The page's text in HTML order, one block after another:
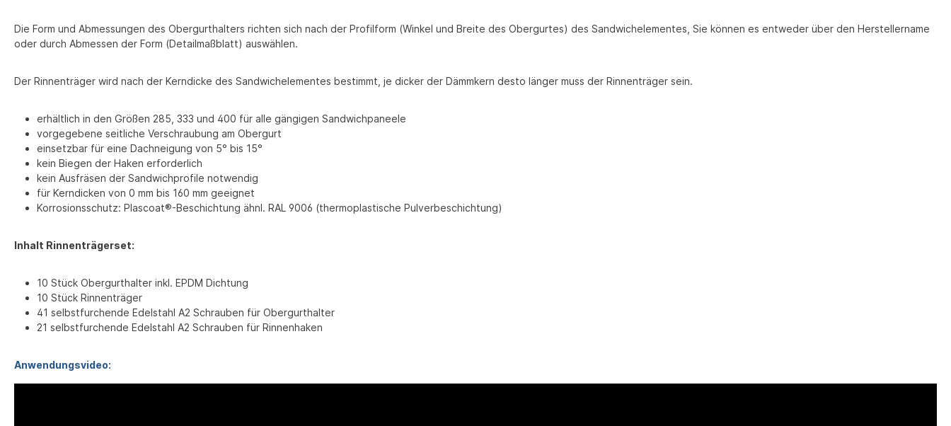
Die Form und Abmessungen des Obergurthalters richten sich nach der Profilform (Winkel und Breite des Obergurtes) des Sandwichelementes, Sie können es entweder über den Herstellername
oder durch Abmessen der Form (Detailmaßblatt) auswählen.
Der Rinnenträger wird nach der Kerndicke des Sandwichelementes bestimmt, je dicker der Dämmkern desto länger muss der Rinnenträger sein.
erhältlich in den Größen 285, 333 und 400 für alle gängigen Sandwichpaneele
vorgegebene seitliche Verschraubung am Obergurt
einsetzbar für eine Dachneigung von 5° bis 15°
kein Biegen der Haken erforderlich
kein Ausfräsen der Sandwichprofile notwendig
für Kerndicken von 0 mm bis 160 mm geeignet
Korrosionsschutz: Plascoat®-Beschichtung ähnl. RAL 9006 (thermoplastische Pulverbeschichtung)
Inhalt Rinnenträgerset:
10 Stück Obergurthalter inkl. EPDM Dichtung
10 Stück Rinnenträger
41 selbstfurchende Edelstahl A2 Schrauben für Obergurthalter
21 selbstfurchende Edelstahl A2 Schrauben für Rinnenhaken
Anwendungsvideo: